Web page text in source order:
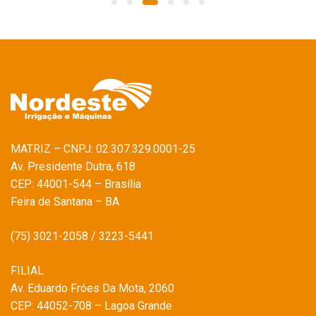
MATRIZ – CNPJ: 02.307.329.0001-25
Av. Presidente Dutra, 618
CEP: 44001-544 – Brasília
Feira de Santana – BA
(75) 3021-2058 / 3223-5441
FILIAL
Av. Eduardo Fróes Da Mota, 2060
CEP: 44052-708 – Lagoa Grande